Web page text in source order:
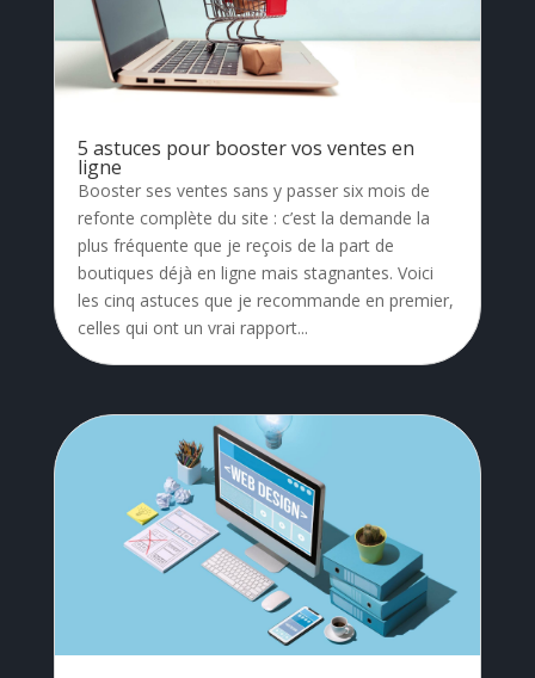
5 astuces pour booster vos ventes en
ligne
Booster ses ventes sans y passer six mois de
refonte complète du site : c’est la demande la
plus fréquente que je reçois de la part de
boutiques déjà en ligne mais stagnantes. Voici
les cinq astuces que je recommande en premier,
celles qui ont un vrai rapport...